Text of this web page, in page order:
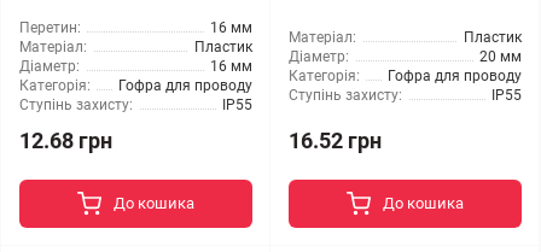
Перетин:
16 мм
Матеріал:
Пластик
Діаметр:
16 мм
Категорія:
Гофра для проводу
Ступінь захисту:
IP55
12.68 грн
До кошика
Матеріал:
Пластик
Діаметр:
20 мм
Категорія:
Гофра для проводу
Ступінь захисту:
IP55
16.52 грн
До кошика